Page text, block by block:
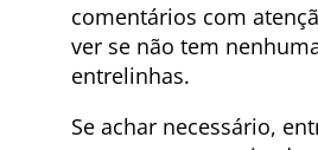
comentários com
ver se não tem
entrelinhas.
Se achar necessário,